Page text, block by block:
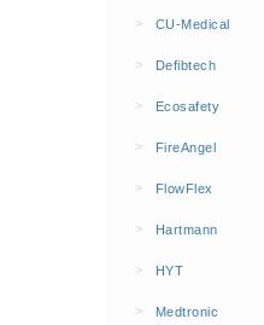
Brandblusmiddelen
Schuimblussers (6)
Brandmelders
CO melders (2)
> CU-Medical
> Defibtech
> Ecosafety
> FireAngel
> FlowFlex
> Hartmann
> HYT
> Medtronic